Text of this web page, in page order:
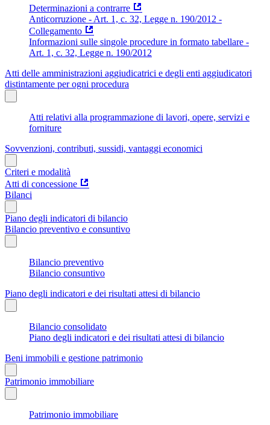
Determinazioni a contrarre
Anticorruzione - Art. 1, c. 32, Legge n. 190/2012 -
Collegamento
Informazioni sulle singole procedure in formato tabellare -
Art. 1, c. 32, Legge n. 190/2012
Atti delle amministrazioni aggiudicatrici e degli enti aggiudicatori
distintamente per ogni procedura
Atti relativi alla programmazione di lavori, opere, servizi e
forniture
Sovvenzioni, contributi, sussidi, vantaggi economici
Criteri e modalità
Atti di concessione
Bilanci
Piano degli indicatori di bilancio
Bilancio preventivo e consuntivo
Bilancio preventivo
Bilancio consuntivo
Piano degli indicatori e dei risultati attesi di bilancio
Bilancio consolidato
Piano degli indicatori e dei risultati attesi di bilancio
Beni immobili e gestione patrimonio
Patrimonio immobiliare
Patrimonio immobiliare